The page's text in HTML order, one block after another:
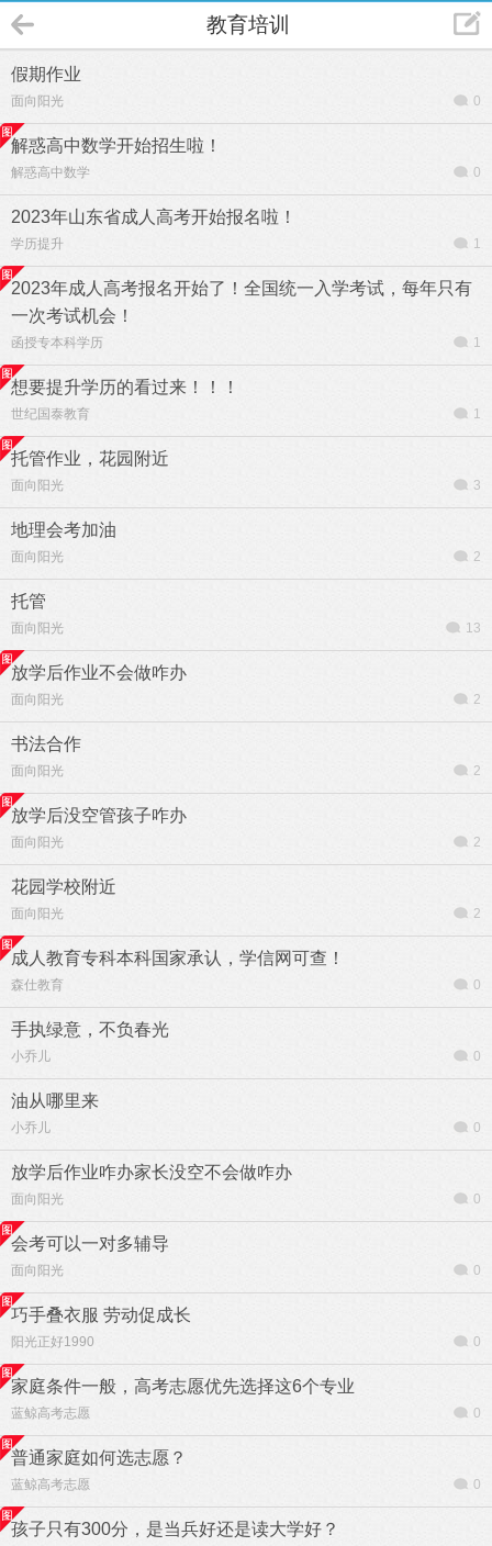
教育培训
假期作业
面向阳光 0
解惑高中数学开始招生啦！
解惑高中数学 0
2023年山东省成人高考开始报名啦！
学历提升 1
2023年成人高考报名开始了！全国统一入学考试，每年只有
一次考试机会！
函授专本科学历 1
想要提升学历的看过来！！！
世纪国泰教育 1
托管作业，花园附近
面向阳光 3
地理会考加油
面向阳光 2
托管
面向阳光 13
放学后作业不会做咋办
面向阳光 2
书法合作
面向阳光 2
放学后没空管孩子咋办
面向阳光 2
花园学校附近
面向阳光 2
成人教育专科本科国家承认，学信网可查！
森仕教育 0
手执绿意，不负春光
小乔儿 0
油从哪里来
小乔儿 0
放学后作业咋办家长没空不会做咋办
面向阳光 0
会考可以一对多辅导
面向阳光 0
巧手叠衣服 劳动促成长
阳光正好1990 0
家庭条件一般，高考志愿优先选择这6个专业
蓝鲸高考志愿 0
普通家庭如何选志愿？
蓝鲸高考志愿 0
孩子只有300分，是当兵好还是读大学好？